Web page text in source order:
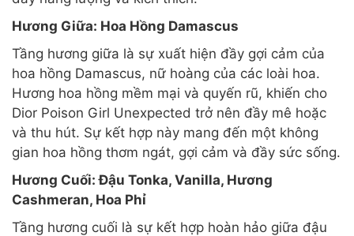
Hương Giữa: Hoa Hồng Damascus
Tầng hương giữa là sự xuất hiện đầy gợi cảm của
hoa hồng Damascus, nữ hoàng của các loài hoa.
Hương hoa hồng mềm mại và quyến rũ, khiến cho
Dior Poison Girl Unexpected trở nên đầy mê hoặc
và thu hút. Sự kết hợp này mang đến một không
gian hoa hồng thơm ngát, gợi cảm và đầy sức sống.
Hương Cuối: Đậu Tonka, Vanilla, Hương
Cashmeran, Hoa Phỉ
Tầng hương cuối là sự kết hợp hoàn hảo giữa đậu